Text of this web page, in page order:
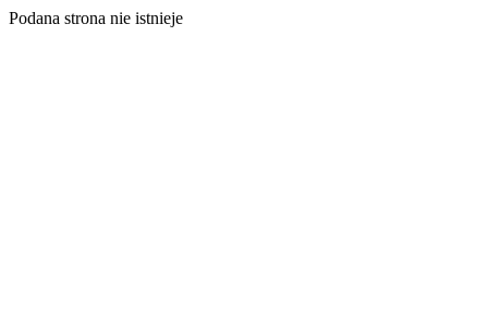
Podana strona nie istnieje